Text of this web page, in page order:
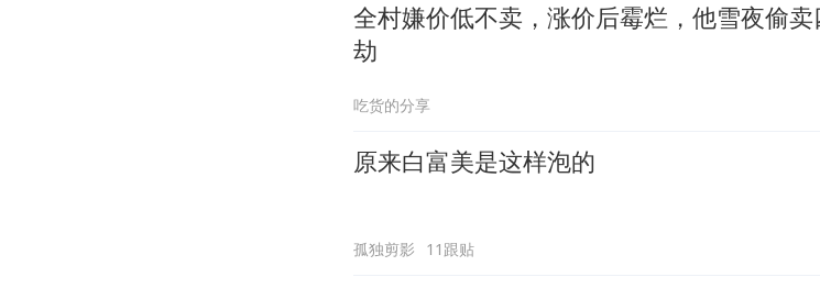
全村嫌价低不卖，涨价后霉烂，他雪夜偷
劫
吃货的分享
原来白富美是这样泡的
孤独剪影 11跟贴